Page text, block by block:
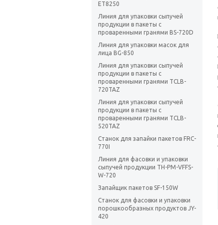
ET8250
Линия для упаковки сыпучей
продукции в пакеты с
проваренными гранями BS-720D
Линия для упаковки масок для
лица BG-850
Линия для упаковки сыпучей
продукции в пакеты с
проваренными гранями TCLB-
720TAZ
Линия для упаковки сыпучей
продукции в пакеты с
проваренными гранями TCLB-
520TAZ
Станок для запайки пакетов FRC-
770I
Линия для фасовки и упаковки
сыпучей продукции TH-PM-VFFS-
W-720
Запайщик пакетов SF-150W
Станок для фасовки и упаковки
порошкообразных продуктов JY-
420